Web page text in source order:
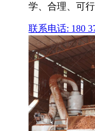
学、合理、可
联系电话: 180